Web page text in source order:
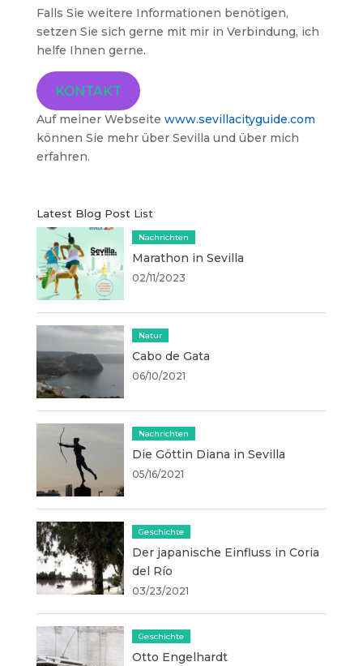
Falls Sie weitere Informationen benötigen,
setzen Sie sich gerne mit mir in Verbindung, ich
helfe Ihnen gerne.
KONTAKT
Auf meiner Webseite www.sevillacityguide.com
können Sie mehr über Sevilla und über mich
erfahren.
Latest Blog Post List
Nachrichten
Marathon in Sevilla
02/11/2023
Natur
Cabo de Gata
06/10/2021
Nachrichten
Die Göttin Diana in Sevilla
05/16/2021
Geschichte
Der japanische Einfluss in Coria
del Río
03/23/2021
Geschichte
Otto Engelhardt